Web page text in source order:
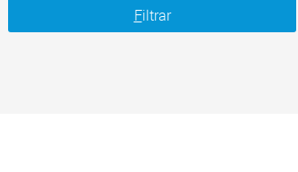
Filtrar